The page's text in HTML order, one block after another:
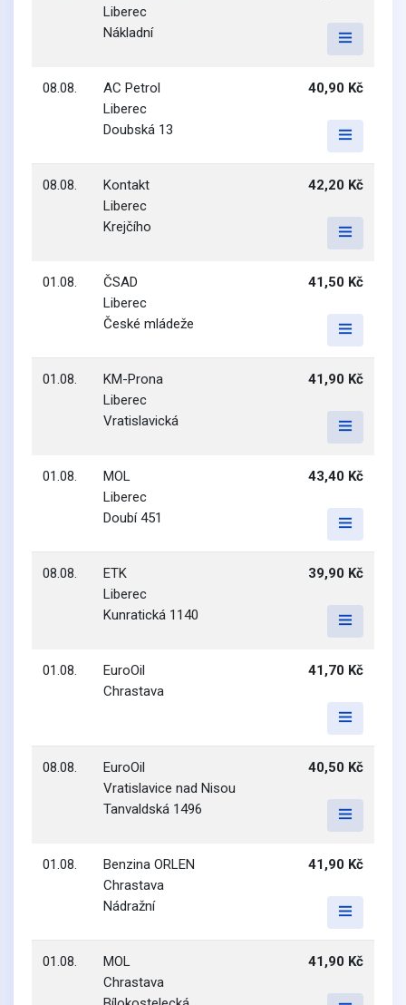
Liberec
Nákladní
08.08.
AC Petrol
Liberec
Doubská 13
40,90 Kč
08.08.
Kontakt
Liberec
Krejčího
42,20 Kč
01.08.
ČSAD
Liberec
České mládeže
41,50 Kč
01.08.
KM-Prona
Liberec
Vratislavická
41,90 Kč
01.08.
MOL
Liberec
Doubí 451
43,40 Kč
08.08.
ETK
Liberec
Kunratická 1140
39,90 Kč
01.08.
EuroOil
Chrastava
41,70 Kč
08.08.
EuroOil
Vratislavice nad Nisou
Tanvaldská 1496
40,50 Kč
01.08.
Benzina ORLEN
Chrastava
Nádražní
41,90 Kč
01.08.
MOL
Chrastava
41,90 Kč